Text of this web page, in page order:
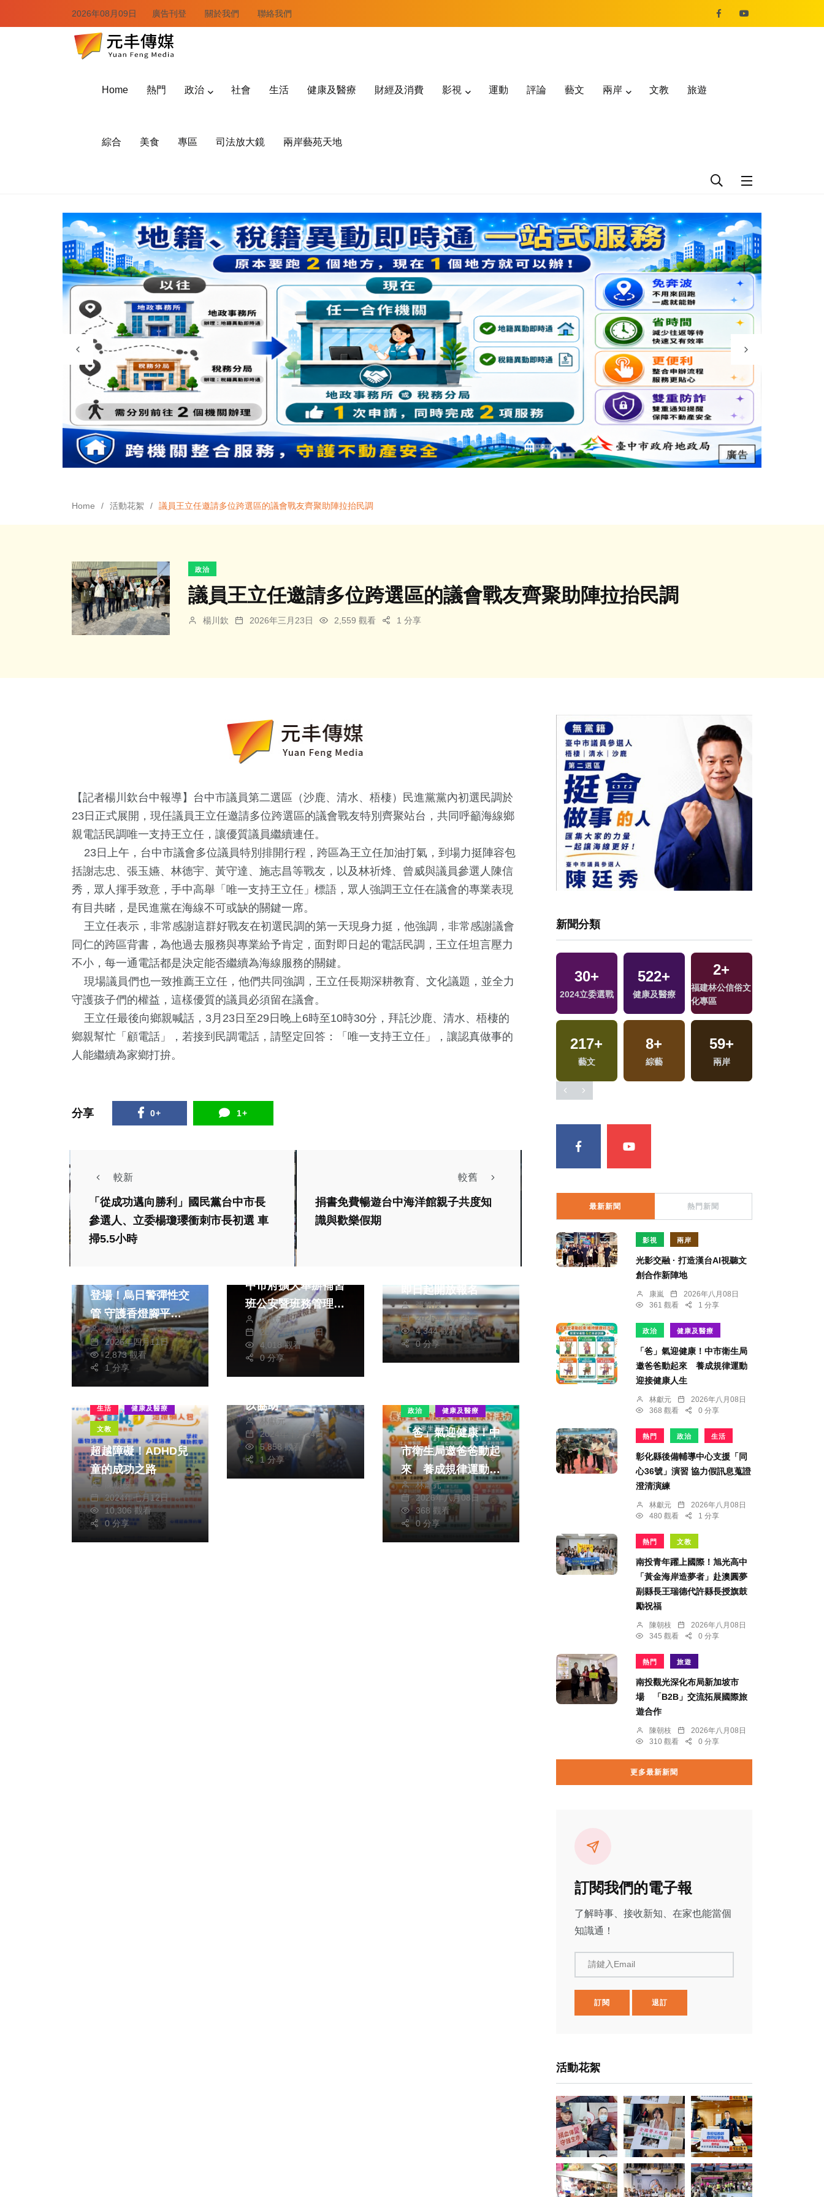
2026年08月09日 廣告刊登 關於我們 聯絡我們
Home 熱門 政治 社會 生活 健康及醫療 財經及消費 影視 運動 評論 藝文 兩岸 文教 旅遊
綜合 美食 專區 司法放大鏡 兩岸藝苑天地
Home 活動花絮 議員王立任邀請多位跨選區的議會戰友齊聚助陣拉抬民調
政治
議員王立任邀請多位跨選區的議會戰友齊聚助陣拉抬民調
楊川欽 2026年三月23日 2,559 觀看 1 分享
【記者楊川欽台中報導】台中市議員第二選區（沙鹿、清水、梧棲）民進黨黨內初選民調於
23日正式展開，現任議員王立任邀請多位跨選區的議會戰友特別齊聚站台，共同呼籲海線鄉
親電話民調唯一支持王立任，讓優質議員繼續連任。
23日上午，台中市議會多位議員特別排開行程，跨區為王立任加油打氣，到場力挺陣容包
括謝志忠、張玉嬿、林德宇、黃守達、施志昌等戰友，以及林祈烽、曾威與議員參選人陳信
秀，眾人揮手致意，手中高舉「唯一支持王立任」標語，眾人強調王立任在議會的專業表現
有目共睹，是民進黨在海線不可或缺的關鍵一席。
王立任表示，非常感謝這群好戰友在初選民調的第一天現身力挺，他強調，非常感謝議會
同仁的跨區背書，為他過去服務與專業給予肯定，面對即日起的電話民調，王立任坦言壓力
不小，每一通電話都是決定能否繼續為海線服務的關鍵。
現場議員們也一致推薦王立任，他們共同強調，王立任長期深耕教育、文化議題，並全力
守護孩子們的權益，這樣優質的議員必須留在議會。
王立任最後向鄉親喊話，3月23日至29日晚上6時至10時30分，拜託沙鹿、清水、梧棲的
鄉親幫忙「顧電話」，若接到民調電話，請堅定回答：「唯一支持王立任」，讓認真做事的
人能繼續為家鄉打拚。
分享 0+ 1+
較新
「從成功邁向勝利」國民黨台中市長
參選人、立委楊瓊瓔衝刺市長初選 車
掃5.5小時
較舊
捐書免費暢遊台中海洋館親子共度知
識與歡樂假期
社會
登場！烏日警彈性交
管 守護香燈腳平安
隨行張皓傑
2026年四月11日
2,873 觀看
1 分享
文教
打造安全補習環境
中市府擴大舉辦補習
班公安暨班務管理講
習 林獻元
2025年九月09日
4,018 觀看
0 分享
政治
即日起開放報名
張皓傑
2025年八月29日
4,344 觀看
0 分享
生活 健康及醫療
文教
超越障礙！ADHD兒
童的成功之路
陳朝枝
2024年七月12日
10,306 觀看
0 分享
社會
以協助
林獻元
2024年十月24日
5,858 觀看
1 分享
政治 健康及醫療
「爸」氣迎健康！中
市衛生局邀爸爸動起
來 養成規律運動迎
接健康人生
林獻元
2026年八月08日
368 觀看
0 分享
新聞分類
綜合
457+
財經及消費
318+
熱門
153+
13+
2024總統大選
1 + 56
30+
2024立委選戰
522+
健康及醫療
2+
福建林公信俗文
化專區
217+
藝文
8+
綜藝
59+
兩岸
1257+
社會
375+
旅遊
19+
司法放大鏡
11+
海峽論壇專區
14+
評論
939+
政治
最新新聞 熱門新聞
影視 兩岸
光影交融 · 打造漢台AI視聽文
創合作新陣地
康嵐
2026年八月08日
361 觀看
1 分享
政治 健康及醫療
「爸」氣迎健康！中市衛生局
邀爸爸動起來 養成規律運動
迎接健康人生
林獻元
2026年八月08日
368 觀看
0 分享
熱門 政治 生活
彰化縣後備輔導中心支援「同
心36號」演習 協力假訊息蒐證
澄清演練
林獻元
2026年八月08日
480 觀看
1 分享
熱門 文教
南投青年躍上國際！旭光高中
「黃金海岸造夢者」赴澳圓夢
副縣長王瑞德代許縣長授旗鼓
勵祝福
陳朝枝
2026年八月08日
345 觀看
0 分享
熱門 旅遊
南投觀光深化布局新加坡市
場 「B2B」交流拓展國際旅
遊合作
陳朝枝
2026年八月08日
310 觀看
0 分享
更多最新新聞
訂閱我們的電子報
了解時事、接收新知、在家也能當個
知識通！
請鍵入Email
訂閱 退訂
活動花絮